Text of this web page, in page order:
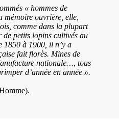
« hommes de
mémoire ouvrière, elle,
comme dans la plupart
de petits lopins cultivés au
1850 à 1900, il n’y a
fait florès. Mines de
nationale…, tous
d’année en année ».